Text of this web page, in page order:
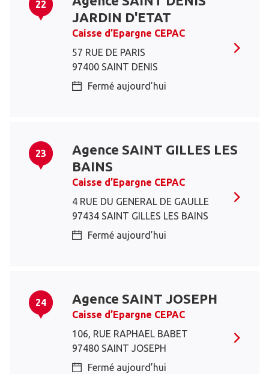
22
JARDIN D'ETAT
Caisse d’Epargne CEPAC
57 RUE DE PARIS
97400 SAINT DENIS
Fermé aujourd’hui
23
Agence SAINT GILLES LES
BAINS
Caisse d’Epargne CEPAC
4 RUE DU GENERAL DE GAULLE
97434 SAINT GILLES LES BAINS
Fermé aujourd’hui
24 Agence SAINT JOSEPH
Caisse d’Epargne CEPAC
106, RUE RAPHAEL BABET
97480 SAINT JOSEPH
Fermé aujourd’hui